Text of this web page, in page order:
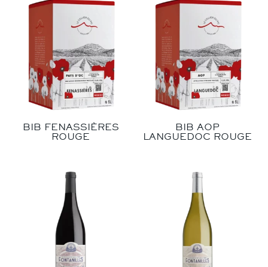
BIB FENASSIÈRES
ROUGE
BIB AOP
LANGUEDOC ROUGE